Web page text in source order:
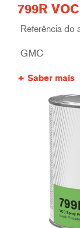
799R
Referência do
GMC
Saber mais